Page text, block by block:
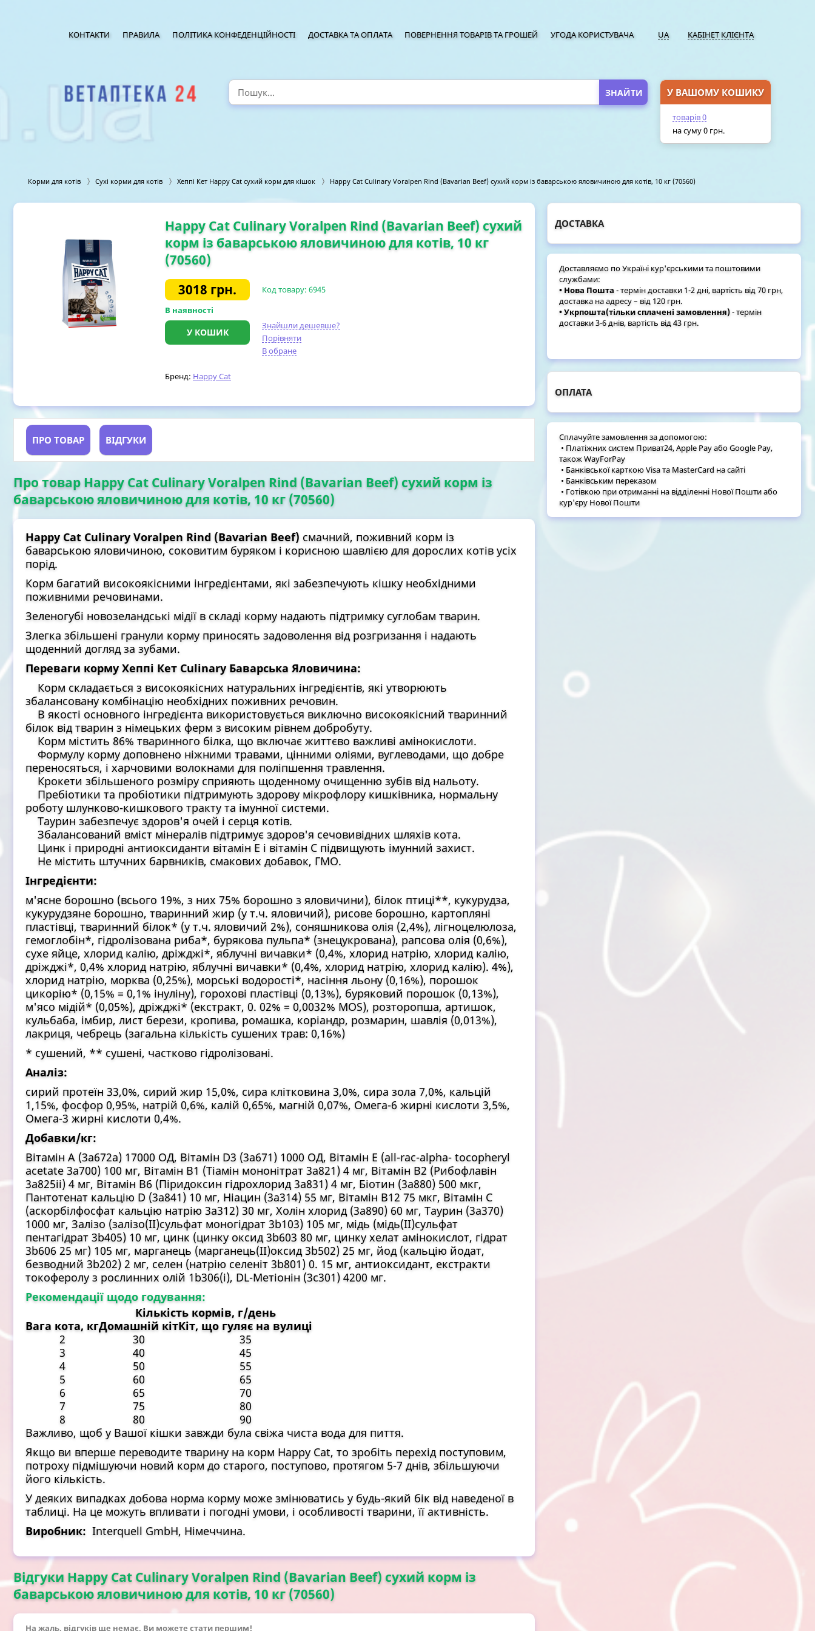
UA КАБІНЕТ КЛІЄНТА
КОНТАКТИ ПРАВИЛА ПОЛІТИКА КОНФЕДЕНЦІЙНОСТІ ДОСТАВКА ТА ОПЛАТА ПОВЕРНЕННЯ ТОВАРІВ ТА ГРОШЕЙ УГОДА КОРИСТУВАЧА
Корми для котів Сухі корми для котів Хеппі Кет Happy Cat сухий корм для кішок Happy Cat Culinary Voralpen Rind (Bavarian Beef) сухий корм із баварською яловичиною для котів, 10 кг (70560)
Happy Cat Culinary Voralpen Rind (Bavarian Beef) сухий
корм із баварською яловичиною для котів, 10 кг
(70560)
3018 грн. Код товару: 6945
В наявності
У КОШИК
Знайшли дешевше?
Порівняти
В обране
Бренд: Happy Cat
ПРО ТОВАР ВІДГУКИ
Про товар Happy Cat Culinary Voralpen Rind (Bavarian Beef) сухий корм із
баварською яловичиною для котів, 10 кг (70560)
Happy Cat Culinary Voralpen Rind (Bavarian Beef) смачний, поживний корм із
баварською яловичиною, соковитим буряком і корисною шавлією для дорослих котів усіх
порід.
Корм багатий високоякісними інгредієнтами, які забезпечують кішку необхідними
поживними речовинами.
Зеленогубі новозеландські мідії в складі корму надають підтримку суглобам тварин.
Злегка збільшені гранули корму приносять задоволення від розгризання і надають
щоденний догляд за зубами.
Переваги корму Хеппі Кет Culinary Баварська Яловичина:
Корм складається з високоякісних натуральних інгредієнтів, які утворюють
збалансовану комбінацію необхідних поживних речовин.
В якості основного інгредієнта використовується виключно високоякісний тваринний
білок від тварин з німецьких ферм з високим рівнем добробуту.
Корм містить 86% тваринного білка, що включає життєво важливі амінокислоти.
Формулу корму доповнено ніжними травами, цінними оліями, вуглеводами, що добре
переносяться, і харчовими волокнами для поліпшення травлення.
Крокети збільшеного розміру сприяють щоденному очищенню зубів від нальоту.
Пребіотики та пробіотики підтримують здорову мікрофлору кишківника, нормальну
роботу шлунково-кишкового тракту та імунної системи.
Таурин забезпечує здоров'я очей і серця котів.
Збалансований вміст мінералів підтримує здоров'я сечовивідних шляхів кота.
Цинк і природні антиоксиданти вітамін Е і вітамін C підвищують імунний захист.
Не містить штучних барвників, смакових добавок, ГМО.
Інгредієнти:
м'ясне борошно (всього 19%, з них 75% борошно з яловичини), білок птиці**, кукурудза,
кукурудзяне борошно, тваринний жир (у т.ч. яловичий), рисове борошно, картопляні
пластівці, тваринний білок* (у т.ч. яловичий 2%), соняшникова олія (2,4%), лігноцелюлоза,
гемоглобін*, гідролізована риба*, бурякова пульпа* (знецукрована), рапсова олія (0,6%),
сухе яйце, хлорид калію, дріжджі*, яблучні вичавки* (0,4%, хлорид натрію, хлорид калію,
дріжджі*, 0,4% хлорид натрію, яблучні вичавки* (0,4%, хлорид натрію, хлорид калію). 4%),
хлорид натрію, морква (0,25%), морські водорості*, насіння льону (0,16%), порошок
цикорію* (0,15% = 0,1% інуліну), горохові пластівці (0,13%), буряковий порошок (0,13%),
м'ясо мідій* (0,05%), дріжджі* (екстракт, 0. 02% = 0,0032% MOS), розторопша, артишок,
кульбаба, імбир, лист берези, кропива, ромашка, коріандр, розмарин, шавлія (0,013%),
лакриця, чебрець (загальна кількість сушених трав: 0,16%)
* сушений, ** сушені, частково гідролізовані.
Аналіз:
сирий протеїн 33,0%, сирий жир 15,0%, сира клітковина 3,0%, сира зола 7,0%, кальцій
1,15%, фосфор 0,95%, натрій 0,6%, калій 0,65%, магній 0,07%, Омега-6 жирні кислоти 3,5%,
Омега-3 жирні кислоти 0,4%.
Добавки/кг:
Вітамін А (3a672a) 17000 ОД, Вітамін D3 (3a671) 1000 ОД, Вітамін Е (all-rac-alpha- tocopheryl
acetate 3a700) 100 мг, Вітамін В1 (Тіамін мононітрат 3a821) 4 мг, Вітамін В2 (Рибофлавін
3a825ii) 4 мг, Вітамін В6 (Піридоксин гідрохлорид 3a831) 4 мг, Біотин (3a880) 500 мкг,
Пантотенат кальцію D (3a841) 10 мг, Ніацин (3a314) 55 мг, Вітамін B12 75 мкг, Вітамін C
(аскорбілфосфат кальцію натрію 3a312) 30 мг, Холін хлорид (3a890) 60 мг, Таурин (3a370)
1000 мг, Залізо (залізо(II)сульфат моногідрат 3b103) 105 мг, мідь (мідь(II)сульфат
пентагідрат 3b405) 10 мг, цинк (цинку оксид 3b603 80 мг, цинку хелат амінокислот, гідрат
3b606 25 мг) 105 мг, марганець (марганець(II)оксид 3b502) 25 мг, йод (кальцію йодат,
безводний 3b202) 2 мг, селен (натрію селеніт 3b801) 0. 15 мг, антиоксидант, екстракти
токоферолу з рослинних олій 1b306(i), DL-Метіонін (3c301) 4200 мг.
Рекомендації щодо годування:
Кількість кормів, г/день
Вага кота, кгДомашній кітКіт, що гуляє на вулиці
2
30
35
3
40
45
4
50
55
5
60
65
6
65
70
7
75
80
8
80
90
Важливо, щоб у Вашої кішки завжди була свіжа чиста вода для пиття.
Якщо ви вперше переводите тварину на корм Happy Cat, то зробіть перехід поступовим,
потроху підмішуючи новий корм до старого, поступово, протягом 5-7 днів, збільшуючи
його кількість.
У деяких випадках добова норма корму може змінюватись у будь-який бік від наведеної в
таблиці. На це можуть впливати і погодні умови, і особливості тварини, її активність.
Виробник: Interquell GmbH, Німеччина.
Відгуки Happy Cat Culinary Voralpen Rind (Bavarian Beef) сухий корм із
баварською яловичиною для котів, 10 кг (70560)
На жаль, відгуків ще немає, Ви можете стати першим!
ДОСТАВКА
Доставляємо по Україні кур'єрськими та поштовими
службами:
• Нова Пошта - термін доставки 1-2 дні, вартість від 70 грн,
доставка на адресу – від 120 грн.
• Укрпошта(тільки сплачені замовлення)- термін
доставки 3-6 днів, вартість від 43 грн.
ОПЛАТА
Сплачуйте замовлення за допомогою:
• Платіжних систем Приват24, Apple Pay або Google Pay,
також WayForPay
• Банківської карткою Visa та MasterCard на сайті
• Банківським переказом
• Готівкою при отриманні на відділенні Нової Пошти або
кур'єру Нової Пошти
У ВАШОМУ КОШИКУ
ПЕРЕЙТИ У КОШИК
товарів0
на суму0 грн.